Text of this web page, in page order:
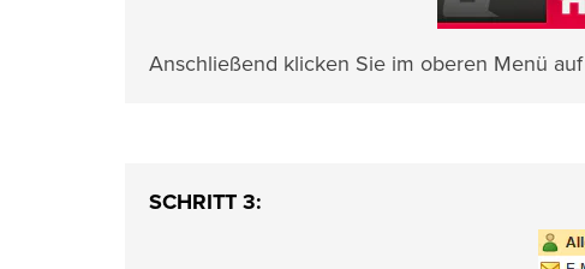
Anschließend klicken Sie im oberen Menü auf
SCHRITT 3: